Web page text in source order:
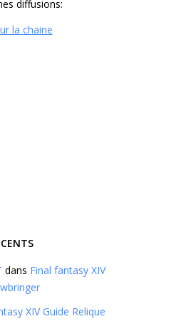
diffusions:
la chaine
dans Final fantasy XIV
XIV Guide Relique